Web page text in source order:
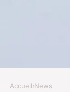
Accueil›News